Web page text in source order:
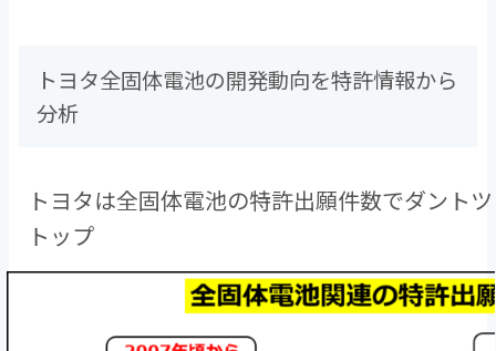
トヨタ全固体電池の開発動向を特許情報から
分析
トヨタは全固体電池の特許出願件数でダントツ
トップ